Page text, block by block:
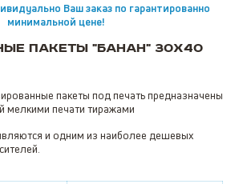
Ваш заказ по гарантированно
минимальной цене!
пакеты "Банан" 30x40
пакеты под печать предназначены
печати тиражами
и одним из наиболее дешевых